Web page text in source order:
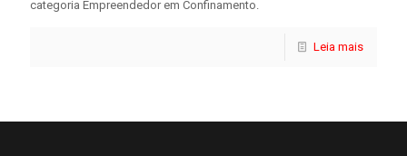
categoria Empreendedor em Confinamento.
Leia mais